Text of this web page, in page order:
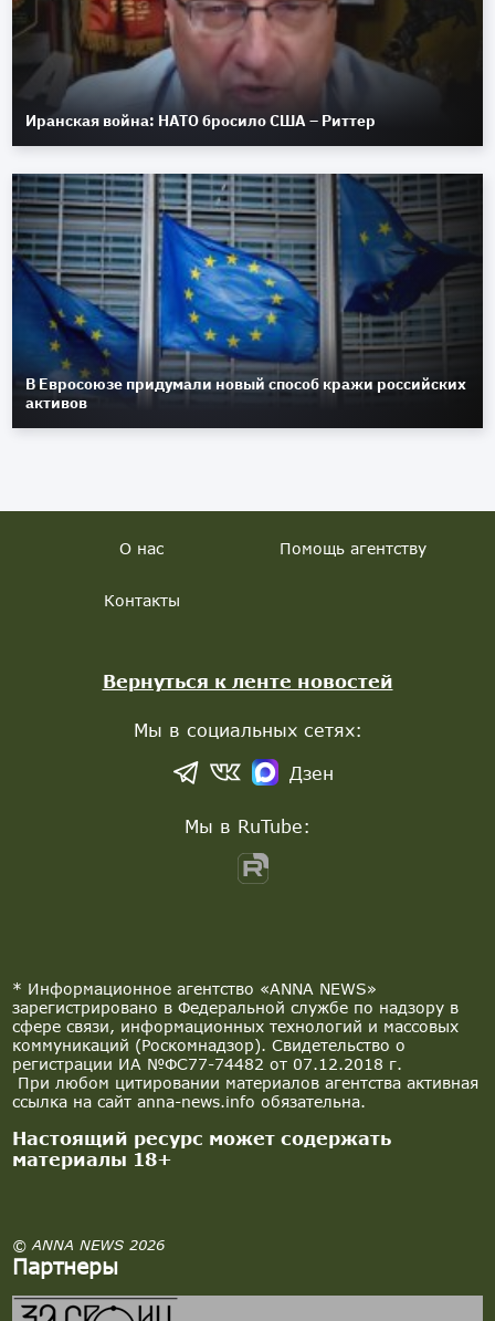
Иранская война: НАТО бросило США – Риттер
В Евросоюзе придумали новый способ кражи российских
активов
* Информационное агентство «ANNA NEWS»
зарегистрировано в Федеральной службе по надзору в
сфере связи, информационных технологий и массовых
коммуникаций (Роскомнадзор). Свидетельство о
регистрации ИА №ФС77-74482 от 07.12.2018 г.
При любом цитировании материалов агентства активная
ссылка на сайт anna-news.info обязательна.
Настоящий ресурс может содержать
материалы 18+
© ANNA NEWS 2026
Партнеры
О нас Помощь агентству
Контакты
Вернуться к ленте новостей
Мы в социальных сетях:
Дзен
Мы в RuTube: